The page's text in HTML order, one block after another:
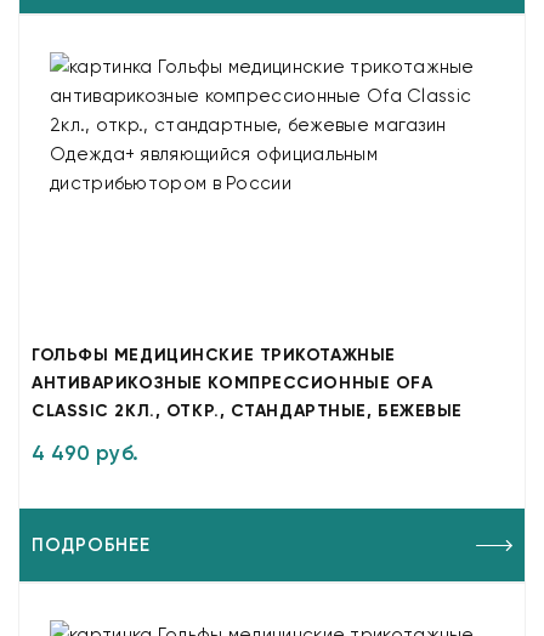
ГОЛЬФЫ МЕДИЦИНСКИЕ ТРИКОТАЖНЫЕ
АНТИВАРИКОЗНЫЕ КОМПРЕССИОННЫЕ OFA
CLASSIC 2КЛ., ОТКР., СТАНДАРТНЫЕ, БЕЖЕВЫЕ
4 490 руб.
ПОДРОБНЕЕ